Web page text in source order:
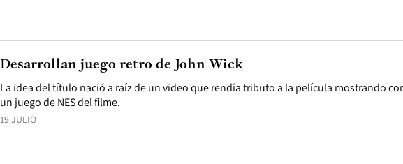
19 JULIO
La idea del título nació a raíz de un video que rendía tributo a la película mostrando
un juego de NES del filme.
Desarrollan juego retro de John Wick